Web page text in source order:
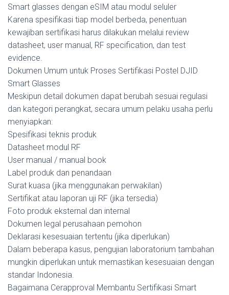
Smart glasses dengan eSIM atau modul seluler
Karena spesifikasi tiap model berbeda, penentuan
kewajiban sertifikasi harus dilakukan melalui review
datasheet, user manual, RF specification, dan test
evidence.
Dokumen Umum untuk Proses Sertifikasi Postel DJID
Smart Glasses
Meskipun detail dokumen dapat berubah sesuai regulasi
dan kategori perangkat, secara umum pelaku usaha perlu
menyiapkan:
Spesifikasi teknis produk
Datasheet modul RF
User manual / manual book
Label produk dan penandaan
Surat kuasa (jika menggunakan perwakilan)
Sertifikat atau laporan uji RF (jika tersedia)
Foto produk eksternal dan internal
Dokumen legal perusahaan pemohon
Deklarasi kesesuaian tertentu (jika diperlukan)
Dalam beberapa kasus, pengujian laboratorium tambahan
mungkin diperlukan untuk memastikan kesesuaian dengan
standar Indonesia.
Bagaimana Cerapproval Membantu Sertifikasi Smart